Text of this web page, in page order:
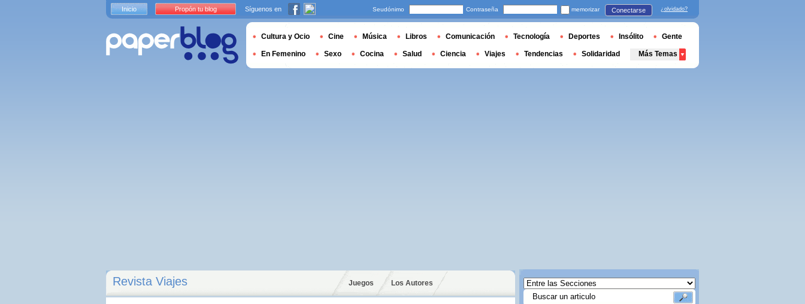
Revista Viajes Juegos Los Autores
Inicio Propón tu blog Síguenos en Seudónimo Contraseña memorizar Conectarse ¿olvidado?
Cultura y Ocio Cine Música Libros Comunicación Tecnología Deportes Insólito Gente
En Femenino Sexo Cocina Salud Ciencia Viajes Tendencias Solidaridad Más Temas